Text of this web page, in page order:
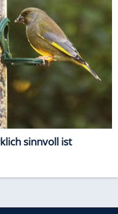
sinnvoll ist